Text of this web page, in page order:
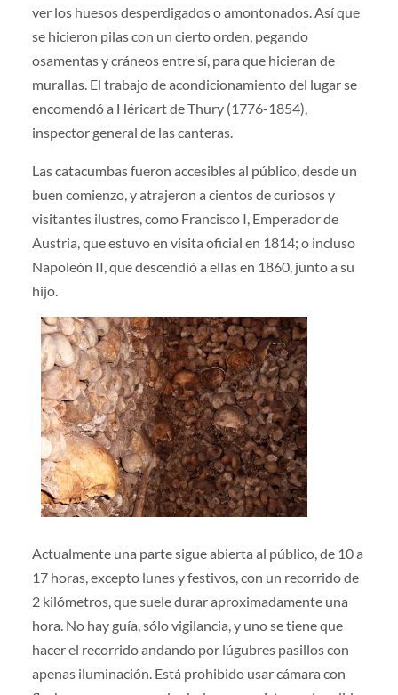
ver los huesos desperdigados o amontonados. Así que
se hicieron pilas con un cierto orden, pegando
osamentas y cráneos entre sí, para que hicieran de
murallas. El trabajo de acondicionamiento del lugar se
encomendó a Héricart de Thury (1776-1854),
inspector general de las canteras.
Las catacumbas fueron accesibles al público, desde un
buen comienzo, y atrajeron a cientos de curiosos y
visitantes ilustres, como Francisco I, Emperador de
Austria, que estuvo en visita oficial en 1814; o incluso
Napoleón II, que descendió a ellas en 1860, junto a su
hijo.
Actualmente una parte sigue abierta al público, de 10 a
17 horas, excepto lunes y festivos, con un recorrido de
2 kilómetros, que suele durar aproximadamente una
hora. No hay guía, sólo vigilancia, y uno se tiene que
hacer el recorrido andando por lúgubres pasillos con
apenas iluminación. Está prohibido usar cámara con